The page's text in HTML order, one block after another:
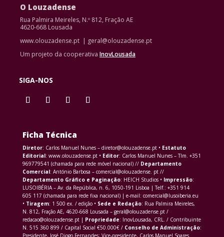
O Louzadense
Rua Palmira Meireles, N.º 812, Fração AE
4620-668 Lousada
www.olouzadense.pt | geral@olouzadense.pt
Um projeto da cooperativa InovLousada
SIGA-NOS
Ficha Técnica
Diretor: Carlos Manuel Nunes – diretor@olouzadense.pt • Estatuto
Editorial: www.olouzadense.pt • Editor: Carlos Manuel Nunes – Tlm. +351
969779541 (chamada para rede móvel nacional) // Departamento
Comercial: António Barbosa – comercial@olouzadense. pt //
Departamento Gráfico e Paginação: HEICH Studios • Impressão:
LUSOIBÉRIA – Av. da República, n. 6, 1050-191 Lisboa | Telf.: +351 914
605 117 (chamada para rede fixa nacional) | e-mail: comercial@lusoiberia.eu
• Tiragem: 1 500 ex. / edição • Sede e Redação: Rua Palmira Meireles,
N. 812, Fração AE, 4620-668 Lousada – geral@olouzadense.pt /
redacao@olouzadense.pt | Propriedade: InovLousada, CRL. / Contribuinte
N. 515 360 899 / Capital Social €50.000€ / Conselho de Administração:
Presidente, José Diogo Fernandes; Vice-presidente, Carlos Manuel Soares